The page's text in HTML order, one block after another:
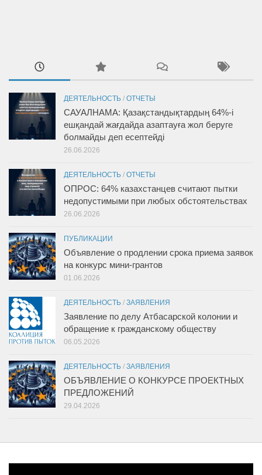
ДЕЯТЕЛЬНОСТЬ / ОТЧЕТЫ
САУАЛНАМА: Қазақстандықтардың 64%-і
ешқандай жағдайда азаптауға жол беруге
болмайды деп есептейді
26.06.2026
ДЕЯТЕЛЬНОСТЬ / ОТЧЕТЫ
ОПРОС: 64% казахстанцев считают пытки
недопустимыми при любых обстоятельствах
26.06.2026
ПУБЛИКАЦИИ
Объявление о продлении срока приема заявок
на конкурс мини-грантов
01.06.2026
ДЕЯТЕЛЬНОСТЬ / ЗАЯВЛЕНИЯ
Заявление по делу Атбасарской колонии и
обращение к гражданскому обществу
06.05.2026
ДЕЯТЕЛЬНОСТЬ / ЗАЯВЛЕНИЯ
ОБЪЯВЛЕНИЕ О КОНКУРСЕ ПРОЕКТНЫХ
ПРЕДЛОЖЕНИЙ
29.04.2026